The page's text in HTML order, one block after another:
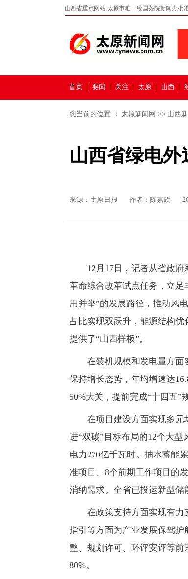
山西省重点网站 太原市唯一经国务院新闻办批
首页 要闻 关注 太原 山西
您当前的位置 ： 太原新闻网 >> 山西
山西省绿电外
来源： 太原日报 作者：陈嘉欣
12月17日，记者从省政府
革命综合改革试点任务，立足
用并举”的发展路径，推动风
占比实现双跃升，能源结构
提供了“山西样板”。
在装机规模和发电量方面实
保持增长态势，年均增速达
50%大关，提前完成“十四五”
在项目建设方面实现多元
进“双碳”目标布局的12个大
电力270亿千瓦时。抽水蓄能
准项目、8个前期工作项目的
消纳需求。全省已投运新型储
在政策支持方面实现有力
指引等方面为产业发展保驾护
整、规划许可、环评安评等前
80%。